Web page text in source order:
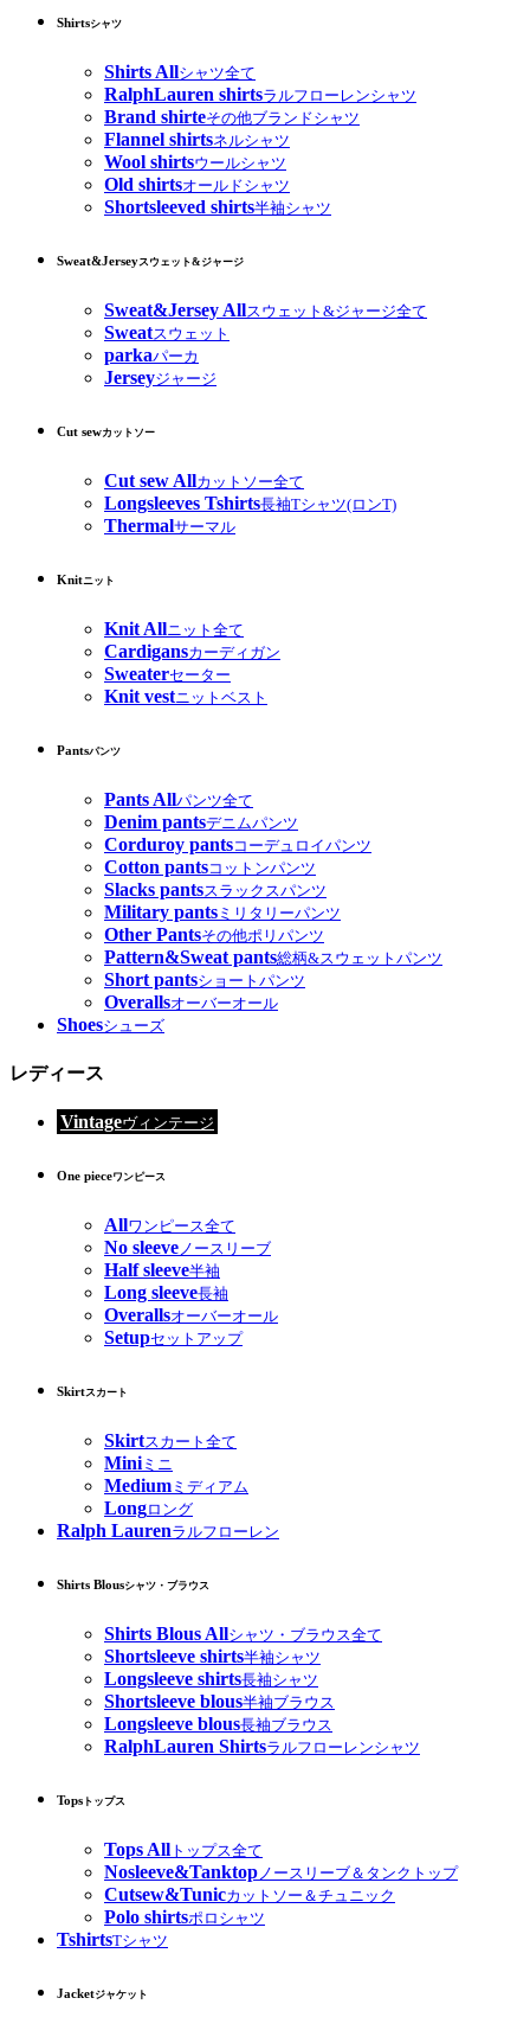
Shirtsシャツ
Shirts Allシャツ全て
RalphLauren shirtsラルフローレンシャツ
Brand shirteその他ブランドシャツ
Flannel shirtsネルシャツ
Wool shirtsウールシャツ
Old shirtsオールドシャツ
Shortsleeved shirts半袖シャツ
Sweat&Jerseyスウェット&ジャージ
Sweat&Jersey Allスウェット&ジャージ全て
Sweatスウェット
parkaパーカ
Jerseyジャージ
Cut sewカットソー
Cut sew Allカットソー全て
Longsleeves Tshirts長袖Tシャツ(ロンT)
Thermalサーマル
Knitニット
Knit Allニット全て
Cardigansカーディガン
Sweaterセーター
Knit vestニットベスト
Pantsパンツ
Pants Allパンツ全て
Denim pantsデニムパンツ
Corduroy pantsコーデュロイパンツ
Cotton pantsコットンパンツ
Slacks pantsスラックスパンツ
Military pants ミリタリーパンツ
Other Pantsその他ポリパンツ
Pattern&Sweat pants総柄&スウェットパンツ
Short pantsショートパンツ
Overallsオーバーオール
Shoesシューズ
レディース
Vintageヴィンテージ
One pieceワンピース
Allワンピース全て
No sleeveノースリーブ
Half sleeve半袖
Long sleeve長袖
Overallsオーバーオール
Setupセットアップ
Skirtスカート
Skirtスカート全て
Miniミニ
Medium ミディアム
Longロング
Ralph Laurenラルフローレン
Shirts Blousシャツ・ブラウス
Shirts Blous Allシャツ・ブラウス全て
Shortsleeve shirts半袖シャツ
Longsleeve shirts長袖シャツ
Shortsleeve blous半袖ブラウス
Longsleeve blous長袖ブラウス
RalphLauren Shirtsラルフローレンシャツ
Tops トップス
Tops All トップス全て
Nosleeve&Tanktop ノースリーブ＆タンクトップ
Cutsew&Tunicカットソー＆チュニック
Polo shirtsポロシャツ
TshirtsTシャツ
Jacketジャケット